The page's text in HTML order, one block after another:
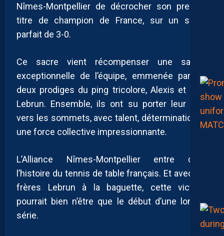
Nîmes-Montpellier de décrocher son premier
titre de champion de France, sur un score
parfait de 3-0.
Ce sacre vient récompenser une saison
exceptionnelle de l’équipe, emmenée par les
deux prodiges du ping tricolore, Alexis et Félix
Lebrun. Ensemble, ils ont su porter leur club
vers les sommets, avec talent, détermination et
une force collective impressionnante.
L’Alliance Nîmes-Montpellier entre dans
l’histoire du tennis de table français. Et avec les
frères Lebrun à la baguette, cette victoire
pourrait bien n’être que le début d’une longue
série.